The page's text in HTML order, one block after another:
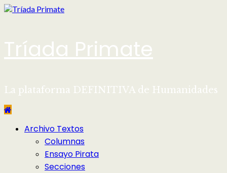
Saltar
Tríada Primate
La plataforma DEFINITIVA de Humanidades
Menú Archivo Textos
Columnas
Ensayo Pirata
Secciones